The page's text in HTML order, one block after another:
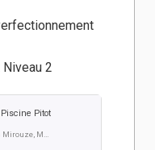
Niveau 2
Piscine Pitot